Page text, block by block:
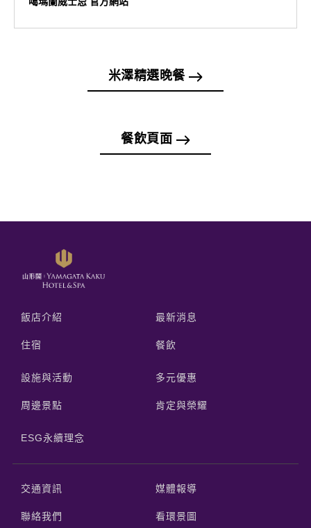
米澤精選晚餐
餐飲頁面
飯店介紹 最新消息
住宿 餐飲
設施與活動 多元優惠
周邊景點 肯定與榮耀
ESG永續理念
交通資訊 媒體報導
聯絡我們 看環景圖